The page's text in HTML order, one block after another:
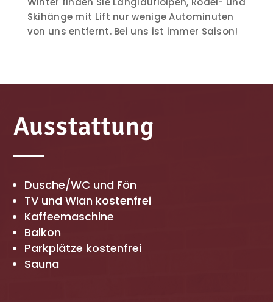
Skihänge mit Lift nur wenige Autominuten
von uns entfernt. Bei uns ist immer Saison!
Ausstattung
Dusche/WC und Fön
TV und Wlan kostenfrei
Kaffeemaschine
Balkon
Parkplätze kostenfrei
Sauna